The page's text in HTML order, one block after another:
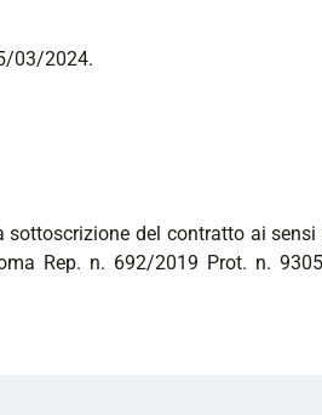
03/2024.
del contratto ai sensi
Rep. n. 692/2019 Prot. n.